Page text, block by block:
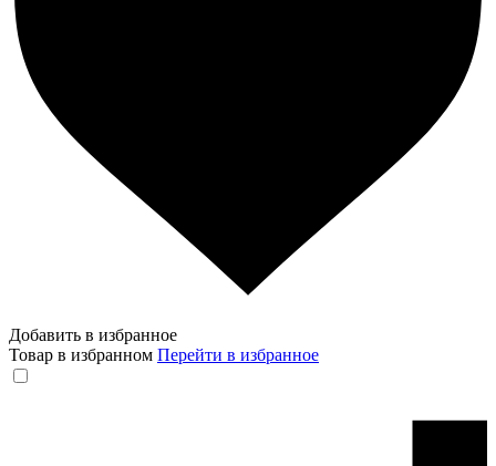
Добавить в избранное
Товар в избранном Перейти в избранное